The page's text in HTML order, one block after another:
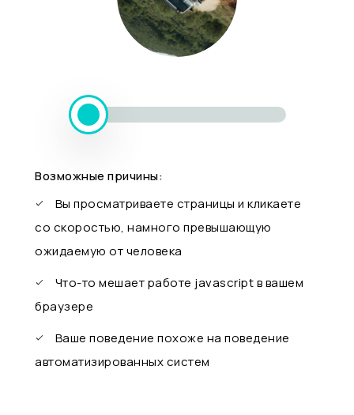
Возможные причины:
Вы просматриваете страницы и кликаете
со скоростью, намного превышающую
ожидаемую от человека
Что-то мешает работе javascript в вашем
браузере
Ваше поведение похоже на поведение
автоматизированных систем